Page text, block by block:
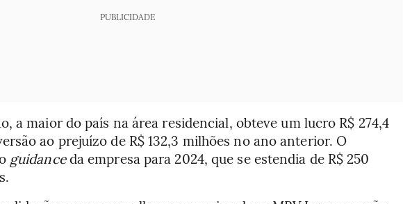
PUBLICIDADE
a maior do país na área residencial, obteve um lucro R$ 274,4
ao prejuízo de R$ 132,3 milhões no ano anterior. O
guidanceda empresa para 2024, que se estendia de R$ 250